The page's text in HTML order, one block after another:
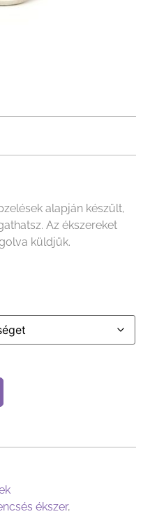
alapján készült,
Az ékszereket
küldjük.
ékszer,